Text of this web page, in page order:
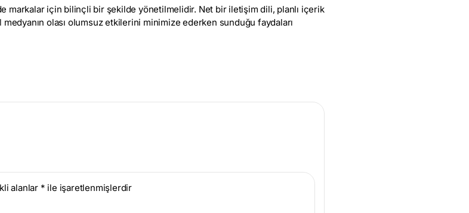
markalar için bilinçli bir şekilde yönetilmelidir. Net bir iletişim dili, planlı içerik
medyanın olası olumsuz etkilerini minimize ederken sunduğu faydaları
alanlar * ile işaretlenmişlerdir